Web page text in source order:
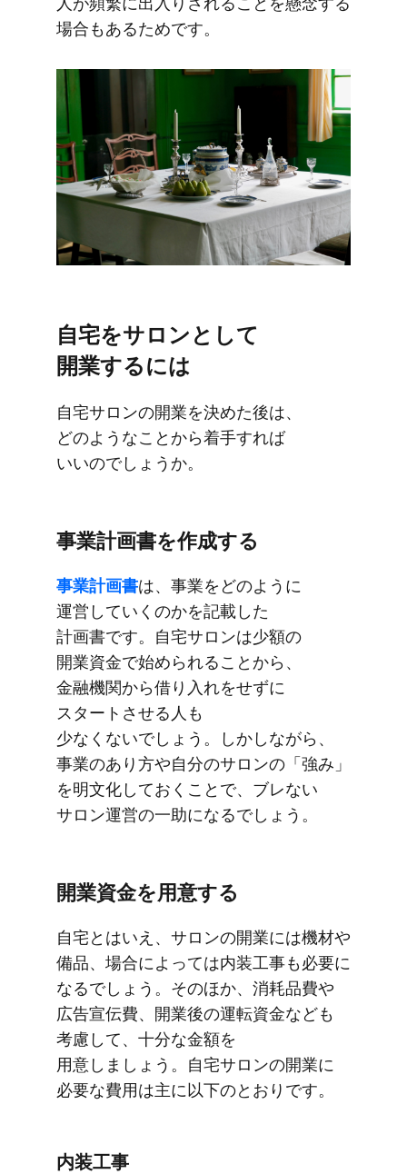
場合も​​ある​​ためです。
自宅を​​サロンと​​して​​
開業するには
自宅サロンの​​開業を​​決めた​後は、​​
どのような​​ことから​​着手すれば​​
いいのでしょうか。
事業計画書を​​作成する
事業計画書は、​​事業を​​どのように​​
運営していくのかを​​記載した​​
計画書です。​​自宅サロンは​​少額の​​
開業資金で​​始められる​​ことから、​
金融機関から​​借り​入れを​​せずに​​
スタートさせる​​人も​​
少なくないでしょう。​​しかしながら、​​
事業の​​あり方や​​自分の​​サロンの​​「強み」
を​​明文化しておく​​ことで、​​ブレない​​
サロン運営の​​一助に​​なるでしょう。
開業資金を​​用意する
自宅とは​​いえ、​​サロンの​​開業には​​機材や​​
備品、​​場合に​​よっては​​内装工事も​​必要に​​
なるでしょう。​​その​​ほか、​​消耗品費や​​
広告宣伝費、​​開業後の​​運転資金なども​​
考慮して、​​十分な​​金額を​​
用意しましょう。​自宅サロンの​開業に​
必要な​費用は​主に​以下の​とおりです。
内装工事